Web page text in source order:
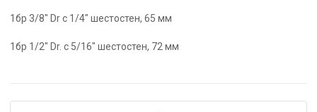
1бр 3/8″ Dr с 1/4″ шестостен, 65 мм
1бр 1/2″ Dr. с 5/16″ шестостен, 72 мм